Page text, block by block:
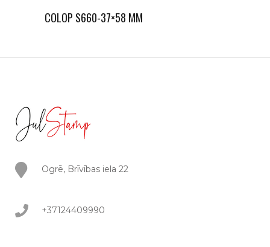
COLOP S660-37×58 MM
Ogrē, Brīvības iela 22
+37124409990